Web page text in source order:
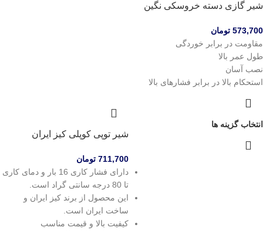
شیر گازی دسته خروسکی نگین
573,700 تومان
مقاومت در برابر خوردگی
طول عمر بالا
نصب آسان
استحکام بالا در برابر فشارهای بالا
انتخاب گزینه ها
شیر توپی کوپلی کیز ایران
711,700 تومان
دارای فشار کاری 16 بار و دمای کاری
تا 80 درجه سانتی گراد است.
این محصول از برند کیز ایران و
ساخت ایران است.
کیفیت بالا و قیمت مناسب